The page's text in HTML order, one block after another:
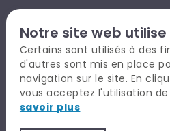
Marketing | Communication
Office Team
Rh | Paie
Supply Chain
TALYSIO EN BREF
Notre site web
Certains sont utilisés à des
d'autres sont mis en place
navigation sur le site. En
vous acceptez l'utilisation de
savoir plus